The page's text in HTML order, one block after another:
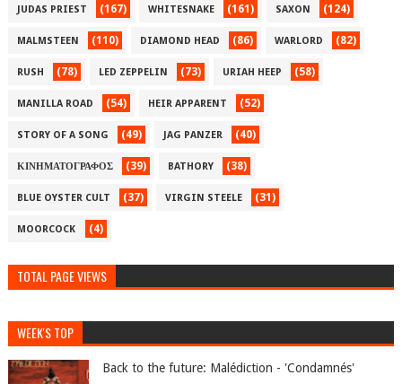
JUDAS PRIEST (167) WHITESNAKE (161) SAXON (124)
MALMSTEEN (110) DIAMOND HEAD (86) WARLORD (82)
RUSH (78) LED ZEPPELIN (73) URIAH HEEP (58)
MANILLA ROAD (54) HEIR APPARENT (52)
STORY OF A SONG (49) JAG PANZER (40)
ΚΙΝΗΜΑΤΟΓΡΑΦΟΣ (39) BATHORY (38)
BLUE OYSTER CULT (37) VIRGIN STEELE (31)
MOORCOCK (4)
TOTAL PAGE VIEWS
WEEK'S TOP
Back to the future: Malédiction - 'Condamnés'